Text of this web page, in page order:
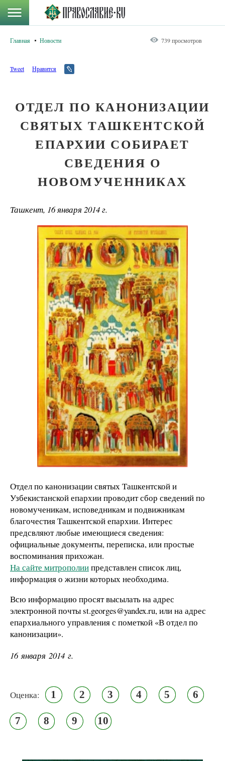
Главная Новости 739 просмотров
Tweet Нравится
ОТДЕЛ ПО КАНОНИЗАЦИИ
СВЯТЫХ ТАШКЕНТСКОЙ
ЕПАРХИИ СОБИРАЕТ
СВЕДЕНИЯ О
НОВОМУЧЕННИКАХ
Ташкент, 16 января 2014 г.
Отдел по канонизации святых Ташкентской и
Узбекистанской епархии проводит сбор сведений по
новомученикам, исповедникам и подвижникам
благочестия Ташкентской епархии. Интерес
предсвляют любые имеющиеся сведения:
официальные документы, переписка, или простые
воспоминания прихожан.
На сайте митрополиипредставлен список лиц,
информация о жизни которых необходима.
Всю информацию просят высылать на адрес
электронной почты st.georges@yandex.ru, или на адрес
епархиального управления с пометкой «В отдел по
канонизации».
16 января 2014 г.
Оценка: 1 2 3 4 5 6
7 8 9 10